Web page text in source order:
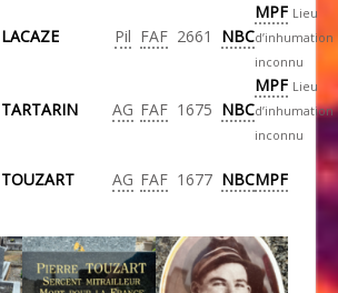
LACAZE Pil FAF 2661 NBC
MPF Lieu
d’inhumation
inconnu
TARTARIN AG FAF 1675 NBC
MPF Lieu
d’inhumation
inconnu
TOUZART AG FAF 1677 NBCMPF